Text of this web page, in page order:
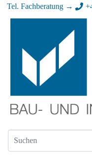
Tel. Fachberatung →